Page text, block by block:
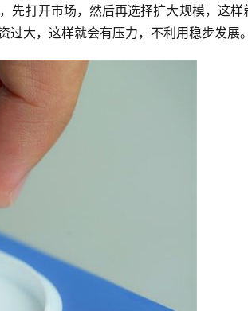
先打开市场，然后再选择扩大规模，这样
大，这样就会有压力，不利用稳步发展。